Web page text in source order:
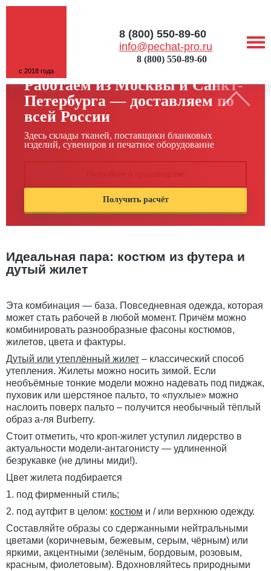
с 2018 года
info@pechat-pro.ru
8 (800) 550-89-60
8 (800) 550-89-60
Работаем из Москвы и Санкт-
Петербурга — доставляем по
всей России
Здесь склады тканей, поставщики бланковых
изделий, сувениров и печатное оборудование
Получить расчёт
Идеальная пара: костюм из футера и
дутый жилет
Эта комбинация — база. Повседневная одежда, которая
может стать рабочей в любой момент. Причём можно
комбинировать разнообразные фасоны костюмов,
жилетов, цвета и фактуры.
Дутый или утеплённый жилет – классический способ
утепления. Жилеты можно носить зимой. Если
необъёмные тонкие модели можно надевать под пиджак,
пуховик или шерстяное пальто, то «пухлые» можно
наслоить поверх пальто – получится необычный тёплый
образ а-ля Burberry.
Стоит отметить, что кроп-жилет уступил лидерство в
актуальности модели-антагонисту — удлиненной
безрукавке (не длины миди!).
Цвет жилета подбирается
1. под фирменный стиль;
2. под аутфит в целом: костюм и / или верхнюю одежду.
Составляйте образы со сдержанными нейтральными
цветами (коричневым, бежевым, серым, чёрным) или
яркими, акцентными (зелёным, бордовым, розовым,
красным, фиолетовым). Вдохновляйтесь природными